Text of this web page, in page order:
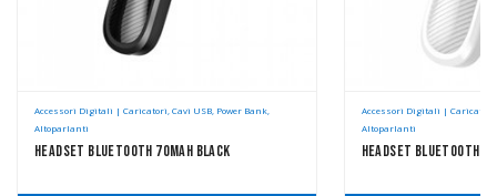
Accessori Digitali | Caricatori, Cavi USB, Power Bank,
Altoparlanti
Headset Bluetooth 70mAh Black
Accessori Digitali | Caricatori,
Altoparlanti
Headset Bluetooth